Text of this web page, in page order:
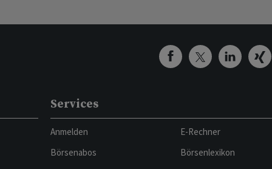
Services
Anmelden
Börsenabos
E-Rechner
Börsenlexikon